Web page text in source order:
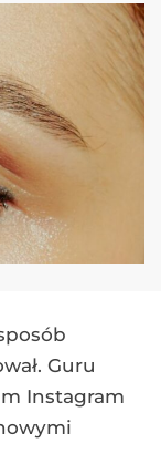
Guru
Instagram